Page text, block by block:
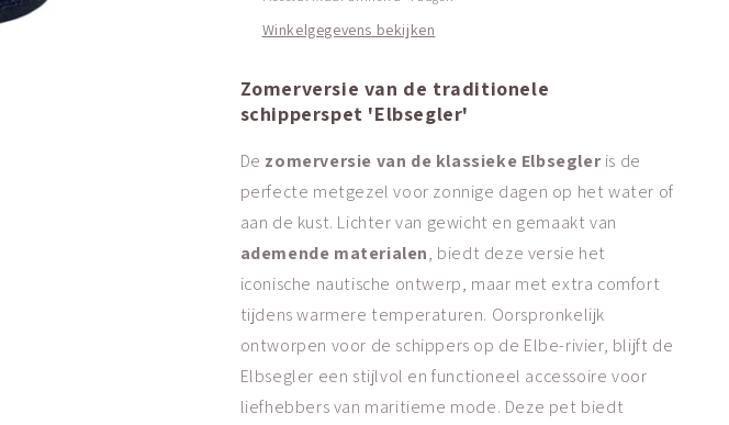
Winkelgegevens bekijken
Zomerversie van de traditionele
schipperspet 'Elbsegler'
De zomerversie van de klassieke Elbsegler is de
perfecte metgezel voor zonnige dagen op het water of
aan de kust. Lichter van gewicht en gemaakt van
ademende materialen, biedt deze versie het
iconische nautische ontwerp, maar met extra comfort
tijdens warmere temperaturen. Oorspronkelijk
ontworpen voor de schippers op de Elbe-rivier, blijft de
Elbsegler een stijlvol en functioneel accessoire voor
liefhebbers van maritieme mode. Deze pet biedt